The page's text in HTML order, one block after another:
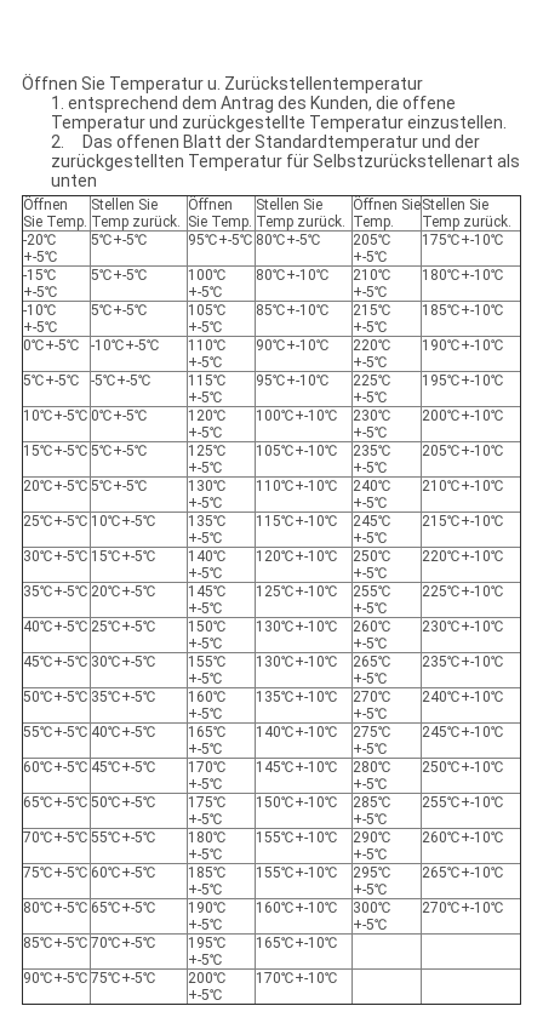
Öffnen Sie Temperatur u. Zurückstellentemperatur
1. entsprechend dem Antrag des Kunden, die offene
Temperatur und zurückgestellte Temperatur einzustellen.
2. Das offenen Blatt der Standardtemperatur und der
zurückgestellten Temperatur für Selbstzurückstellenart als
unten
Öffnen
Sie Temp.
Stellen Sie
Temp zurück.
Öffnen
Sie Temp.
Stellen Sie
Temp zurück.
Öffnen Sie
Temp.
Stellen Sie
Temp zurück.
-20℃
+-5℃
5℃+-5℃ 95℃+-5℃ 80℃+-5℃
205℃
+-5℃
175℃+-10℃
-15℃
+-5℃
5℃+-5℃
100℃
+-5℃
80℃+-10℃
210℃
+-5℃
180℃+-10℃
-10℃
+-5℃
5℃+-5℃
105℃
+-5℃
85℃+-10℃
215℃
+-5℃
185℃+-10℃
0℃+-5℃ -10℃+-5℃
110℃
+-5℃
90℃+-10℃
220℃
+-5℃
190℃+-10℃
5℃+-5℃ -5℃+-5℃
115℃
+-5℃
95℃+-10℃
225℃
+-5℃
195℃+-10℃
10℃+-5℃ 0℃+-5℃
120℃
+-5℃
100℃+-10℃
230℃
+-5℃
200℃+-10℃
15℃+-5℃ 5℃+-5℃
125℃
+-5℃
105℃+-10℃
235℃
+-5℃
205℃+-10℃
20℃+-5℃ 5℃+-5℃
130℃
+-5℃
110℃+-10℃
240℃
+-5℃
210℃+-10℃
25℃+-5℃ 10℃+-5℃
135℃
+-5℃
115℃+-10℃
245℃
+-5℃
215℃+-10℃
30℃+-5℃ 15℃+-5℃
140℃
+-5℃
120℃+-10℃
250℃
+-5℃
220℃+-10℃
35℃+-5℃ 20℃+-5℃
145℃
+-5℃
125℃+-10℃
255℃
+-5℃
225℃+-10℃
40℃+-5℃ 25℃+-5℃
150℃
+-5℃
130℃+-10℃
260℃
+-5℃
230℃+-10℃
45℃+-5℃ 30℃+-5℃
155℃
+-5℃
130℃+-10℃
265℃
+-5℃
235℃+-10℃
50℃+-5℃ 35℃+-5℃
160℃
+-5℃
135℃+-10℃
270℃
+-5℃
240℃+-10℃
55℃+-5℃ 40℃+-5℃
165℃
+-5℃
140℃+-10℃
275℃
+-5℃
245℃+-10℃
60℃+-5℃ 45℃+-5℃
170℃
+-5℃
145℃+-10℃
280℃
+-5℃
250℃+-10℃
65℃+-5℃ 50℃+-5℃
175℃
+-5℃
150℃+-10℃
285℃
+-5℃
255℃+-10℃
70℃+-5℃ 55℃+-5℃
180℃
+-5℃
155℃+-10℃
290℃
+-5℃
260℃+-10℃
75℃+-5℃ 60℃+-5℃
185℃
+-5℃
155℃+-10℃
295℃
+-5℃
265℃+-10℃
80℃+-5℃ 65℃+-5℃
190℃
+-5℃
160℃+-10℃
300℃
+-5℃
270℃+-10℃
85℃+-5℃ 70℃+-5℃
195℃
+-5℃
165℃+-10℃
90℃+-5℃ 75℃+-5℃
200℃
+-5℃
170℃+-10℃